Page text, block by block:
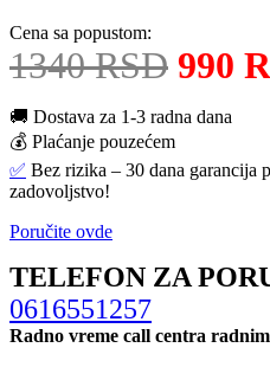
Cena sa popustom:
1340 RSD 990
🚚 Dostava za 1-3 radna dana
💰 Plaćanje pouzećem
✅ Bez rizika – 30 dana garancija
zadovoljstvo!
Poručite ovde
TELEFON ZA
0616551257
Radno vreme call centra